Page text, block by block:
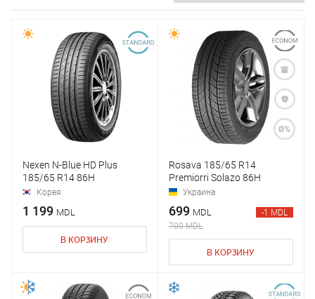
Nexen N-Blue HD Plus
185/65 R14 86H
Корея
1 199 MDL
В КОРЗИНУ
Rosava 185/65 R14
Premiorri Solazo 86H
Украина
699 MDL
700 MDL
-1 MDL
В КОРЗИНУ